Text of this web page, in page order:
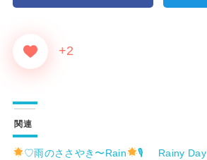
+2
関連
♡雨のささやき〜Rain
🎙
Rainy Day